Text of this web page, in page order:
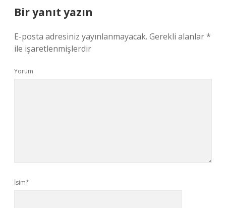
Bir yanıt yazın
E-posta adresiniz yayınlanmayacak. Gerekli alanlar*
ile işaretlenmişlerdir
Yorum
İsim*